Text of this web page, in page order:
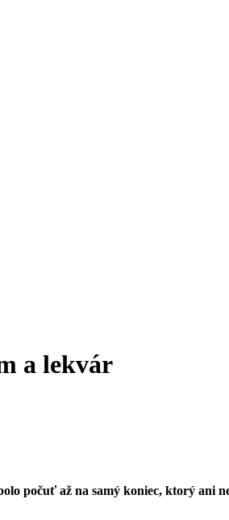
a lekvár
počuť až na samý koniec, ktorý ani